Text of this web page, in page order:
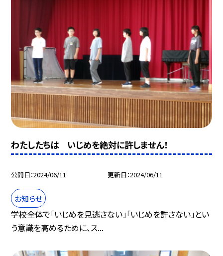
わたしたちは いじめを絶対に許しません！
公開日 2024/06/11 更新日 2024/06/11
お知らせ
学校全体で「いじめを見逃さない」「いじめを許さない」とい
う意識を高めるために、ス...